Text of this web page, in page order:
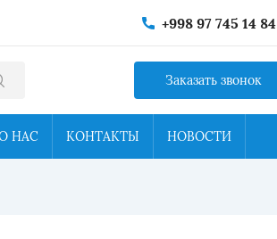
+998 97 745 14 84
Заказать звонок
НАС КОНТАКТЫ НОВОСТИ